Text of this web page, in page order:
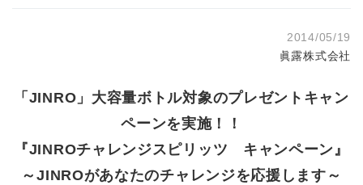
2014/05/19
眞露株式会社
「JINRO」大容量ボトル対象のプレゼントキャン
ペーンを実施！！
『JINROチャレンジスピリッツ キャンペーン』
～JINROがあなたのチャレンジを応援します～